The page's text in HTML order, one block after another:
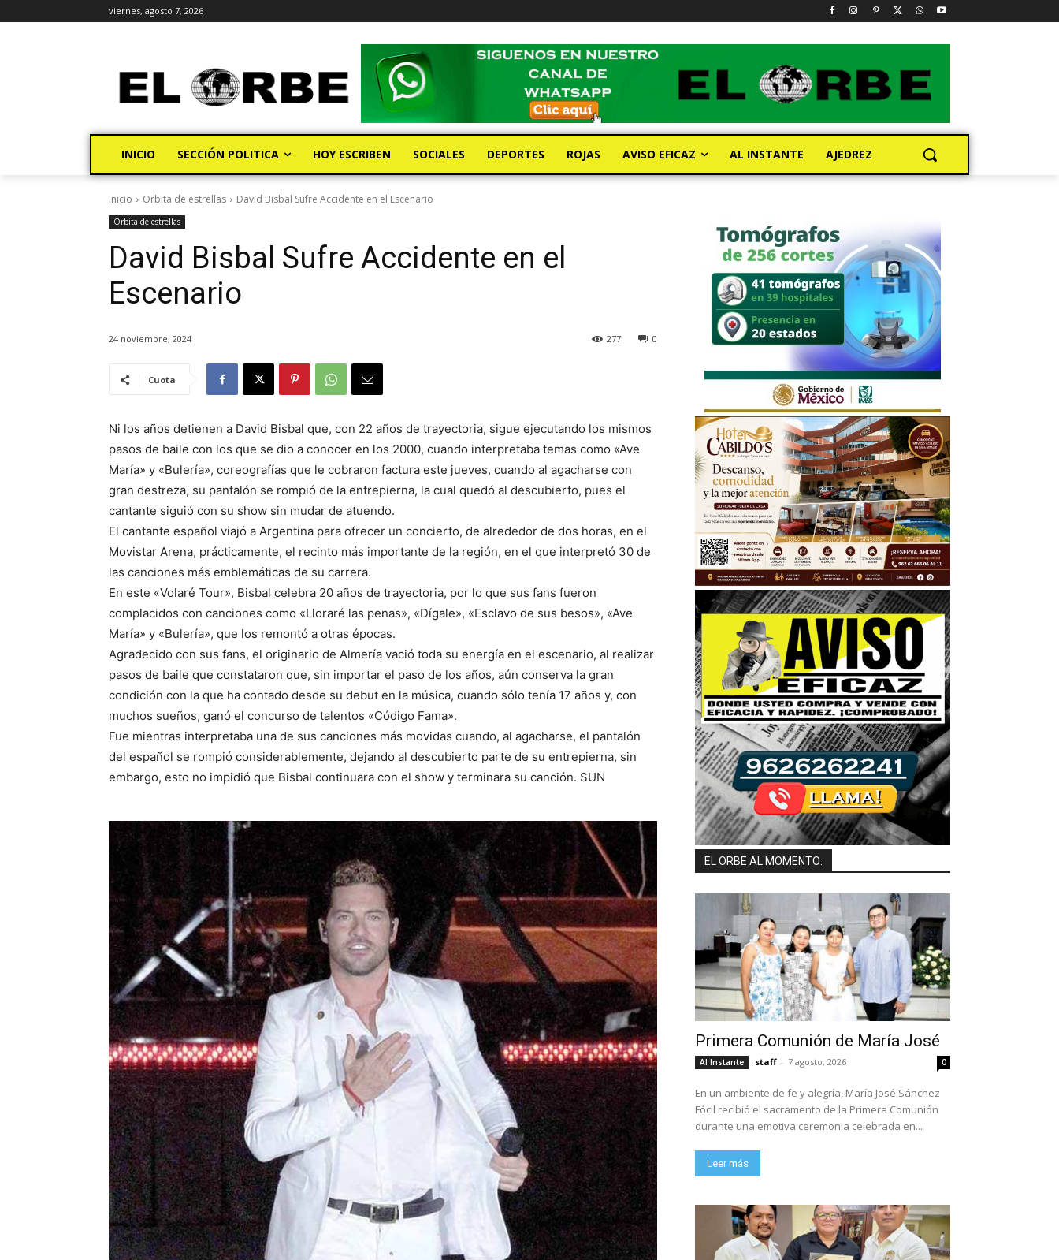
viernes, agosto 7, 2026
INICIO SECCIÓN POLITICA HOY ESCRIBEN SOCIALES DEPORTES ROJAS AVISO EFICAZ AL INSTANTE AJEDREZ
Inicio Orbita de estrellas David Bisbal Sufre Accidente en el Escenario
Orbita de estrellas
David Bisbal Sufre Accidente en el
Escenario
24 noviembre, 2024 0
277
Cuota
Ni los años detienen a David Bisbal que, con 22 años de trayectoria, sigue ejecutando los mismos
pasos de baile con los que se dio a conocer en los 2000, cuando interpretaba temas como «Ave
María» y «Bulería», coreografías que le cobraron factura este jueves, cuando al agacharse con
gran destreza, su pantalón se rompió de la entrepierna, la cual quedó al descubierto, pues el
cantante siguió con su show sin mudar de atuendo.
El cantante español viajó a Argentina para ofrecer un concierto, de alrededor de dos horas, en el
Movistar Arena, prácticamente, el recinto más importante de la región, en el que interpretó 30 de
las canciones más emblemáticas de su carrera.
En este «Volaré Tour», Bisbal celebra 20 años de trayectoria, por lo que sus fans fueron
complacidos con canciones como «Lloraré las penas», «Dígale», «Esclavo de sus besos», «Ave
María» y «Bulería», que los remontó a otras épocas.
Agradecido con sus fans, el originario de Almería vació toda su energía en el escenario, al realizar
pasos de baile que constataron que, sin importar el paso de los años, aún conserva la gran
condición con la que ha contado desde su debut en la música, cuando sólo tenía 17 años y, con
muchos sueños, ganó el concurso de talentos «Código Fama».
Fue mientras interpretaba una de sus canciones más movidas cuando, al agacharse, el pantalón
del español se rompió considerablemente, dejando al descubierto parte de su entrepierna, sin
embargo, esto no impidió que Bisbal continuara con el show y terminara su canción. SUN
EL ORBE AL MOMENTO:
Primera Comunión de María José
Al Instante staff - 7 agosto, 2026 0
En un ambiente de fe y alegría, María José Sánchez
Fócil recibió el sacramento de la Primera Comunión
durante una emotiva ceremonia celebrada en...
Leer más